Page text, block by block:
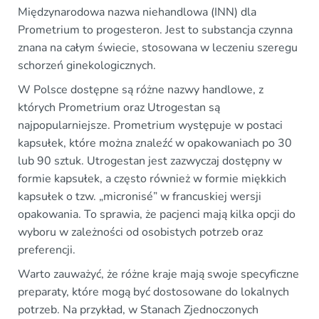
Międzynarodowa nazwa niehandlowa (INN) dla
Prometrium to progesteron. Jest to substancja czynna
znana na całym świecie, stosowana w leczeniu szeregu
schorzeń ginekologicznych.
W Polsce dostępne są różne nazwy handlowe, z
których Prometrium oraz Utrogestan są
najpopularniejsze. Prometrium występuje w postaci
kapsułek, które można znaleźć w opakowaniach po 30
lub 90 sztuk. Utrogestan jest zazwyczaj dostępny w
formie kapsułek, a często również w formie miękkich
kapsułek o tzw. „micronisé” w francuskiej wersji
opakowania. To sprawia, że pacjenci mają kilka opcji do
wyboru w zależności od osobistych potrzeb oraz
preferencji.
Warto zauważyć, że różne kraje mają swoje specyficzne
preparaty, które mogą być dostosowane do lokalnych
potrzeb. Na przykład, w Stanach Zjednoczonych